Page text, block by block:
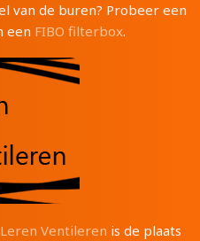
van de buren? Probeer een
een FIBO filterbox.
Leren Ventileren is de plaats